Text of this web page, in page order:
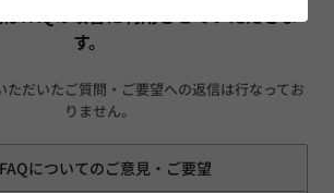
FAQの改善に利用させていただきま
す。
ただいたご質問・ご要望への返信は行なってお
りません。
についてのご意見・ご要望